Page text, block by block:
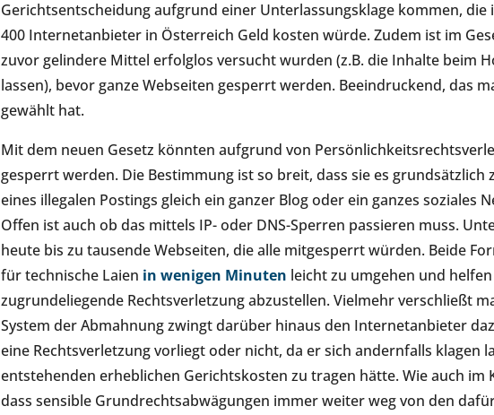
Gerichtsentscheidung aufgrund einer Unterlassungsklage kommen, die
400 Internetanbieter in Österreich Geld kosten würde. Zudem ist im
zuvor gelindere Mittel erfolglos versucht wurden (z.B. die Inhalte beim
lassen), bevor ganze Webseiten gesperrt werden. Beeindruckend, das
gewählt hat.
Mit dem neuen Gesetz könnten aufgrund von
gesperrt werden. Die Bestimmung ist so breit, dass sie es grundsätzlich
eines illegalen Postings gleich ein ganzer Blog oder ein ganzes soziales
Offen ist auch ob das mittels IP- oder DNS-Sperren passieren muss.
heute bis zu tausende Webseiten, die alle mitgesperrt würden. Beide
für technische Laien in wenigen Minuten leicht zu umgehen und
zugrundeliegende Rechtsverletzung abzustellen. Vielmehr verschließt
System der Abmahnung zwingt darüber hinaus den Internetanbieter
eine Rechtsverletzung vorliegt oder nicht, da er sich andernfalls klagen
entstehenden erheblichen Gerichtskosten zu tragen hätte. Wie auch im
dass sensible Grundrechtsabwägungen immer weiter weg von den